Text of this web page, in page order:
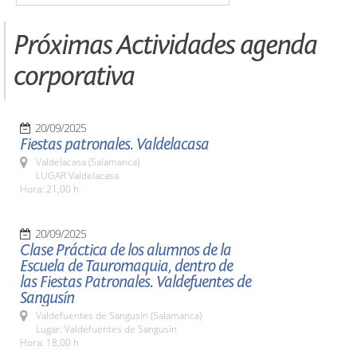
Próximas Actividades agenda
corporativa
20/09/2025
Fiestas patronales. Valdelacasa
Valdelacasa (Salamanca)
LUGAR Valdelacasa
Hora: 21,00 h.
20/09/2025
Clase Práctica de los alumnos de la
Escuela de Tauromaquia, dentro de
las Fiestas Patronales. Valdefuentes de
Sangusín
Valdefuentes de Sangusín (Salamanca)
Lugar: Valdefuentes de Sangusín
Hora: 18,00 h